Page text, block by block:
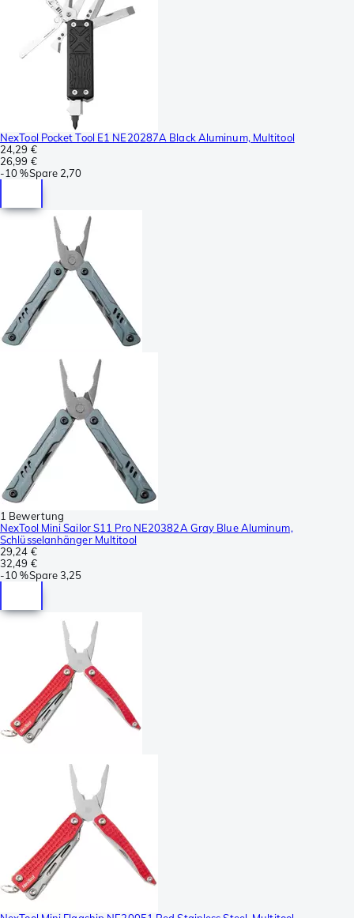
NexTool Pocket Tool E1 NE20287A Black Aluminum, Multitool
24,29 €
26,99 €
-10 %Spare 2,70
1 Bewertung
NexTool Mini Sailor S11 Pro NE20382A Gray Blue Aluminum,
Schlüsselanhänger Multitool
29,24 €
32,49 €
-10 %Spare3,25